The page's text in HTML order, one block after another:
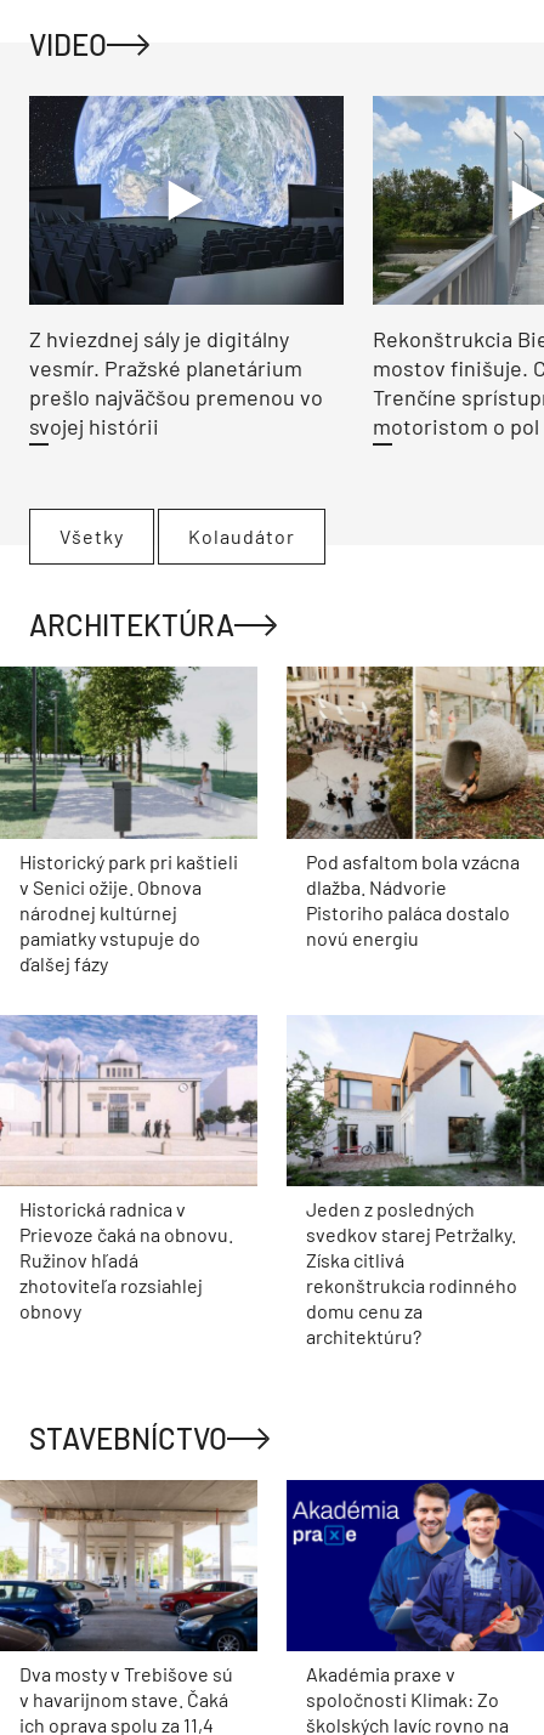
VIDEO
Z hviezdnej sály je digitálny
vesmír. Pražské planetárium
prešlo najväčšou premenou vo
svojej histórii
Rekonštrukcia
mostov finišuje.
Trenčíne
motoristom o pol
Všetky Kolaudátor
ARCHITEKTÚRA
Historický park pri kaštieli
v Senici ožije. Obnova
národnej kultúrnej
pamiatky vstupuje do
ďalšej fázy
Pod asfaltom bola vzácna
dlažba. Nádvorie
Pistoriho paláca dostalo
novú energiu
Historická radnica v
Prievoze čaká na obnovu.
Ružinov hľadá
zhotoviteľa rozsiahlej
obnovy
Jeden z posledných
svedkov starej Petržalky.
Získa citlivá
rekonštrukcia rodinného
domu cenu za
architektúru?
STAVEBNÍCTVO
Dva mosty v Trebišove sú
v havarijnom stave. Čaká
ich oprava spolu za 11,4
Akadémia praxe v
spoločnosti Klimak: Zo
školských lavíc rovno na